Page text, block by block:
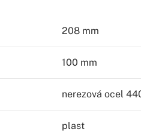
208 mm
100 mm
nerezová ocel
plast